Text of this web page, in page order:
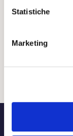
Statistiche
Marketing